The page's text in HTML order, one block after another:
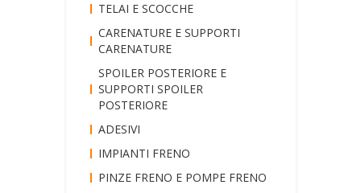
TELAI E SCOCCHE
CARENATURE E SUPPORTI
CARENATURE
SPOILER POSTERIORE E
SUPPORTI SPOILER
POSTERIORE
ADESIVI
IMPIANTI FRENO
PINZE FRENO E POMPE FRENO